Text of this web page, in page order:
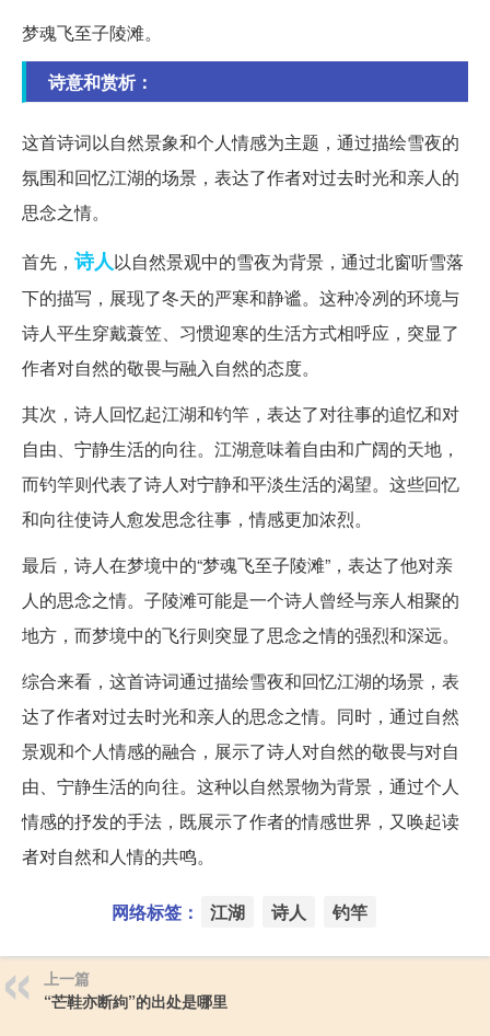
梦魂飞至子陵滩。
诗意和赏析：
这首诗词以自然景象和个人情感为主题，通过描绘雪夜的
氛围和回忆江湖的场景，表达了作者对过去时光和亲人的
思念之情。
首先， 诗人以自然景观中的雪夜为背景，通过北窗听雪落
下的描写，展现了冬天的严寒和静谧。这种冷冽的环境与
诗人平生穿戴蓑笠、习惯迎寒的生活方式相呼应，突显了
作者对自然的敬畏与融入自然的态度。
其次，诗人回忆起江湖和钓竿，表达了对往事的追忆和对
自由、宁静生活的向往。江湖意味着自由和广阔的天地，
而钓竿则代表了诗人对宁静和平淡生活的渴望。这些回忆
和向往使诗人愈发思念往事，情感更加浓烈。
最后，诗人在梦境中的“梦魂飞至子陵滩”，表达了他对亲
人的思念之情。子陵滩可能是一个诗人曾经与亲人相聚的
地方，而梦境中的飞行则突显了思念之情的强烈和深远。
综合来看，这首诗词通过描绘雪夜和回忆江湖的场景，表
达了作者对过去时光和亲人的思念之情。同时，通过自然
景观和个人情感的融合，展示了诗人对自然的敬畏与对自
由、宁静生活的向往。这种以自然景物为背景，通过个人
情感的抒发的手法，既展示了作者的情感世界，又唤起读
者对自然和人情的共鸣。
网络标签： 江湖 诗人 钓竿
上一篇
“芒鞋亦断絇”的出处是哪里